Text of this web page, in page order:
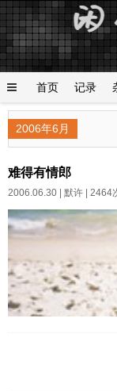
首页 记录
登陆
2006年6月
难得有情郎
2006.06.30 | 默许 | 2464